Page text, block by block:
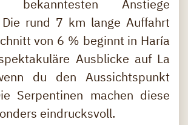
Anstiege
Die rund 7 km lange Auffahrt
von 6 % beginnt in Haría
Ausblicke auf La
du den Aussichtspunkt
Serpentinen machen diese
eindrucksvoll.